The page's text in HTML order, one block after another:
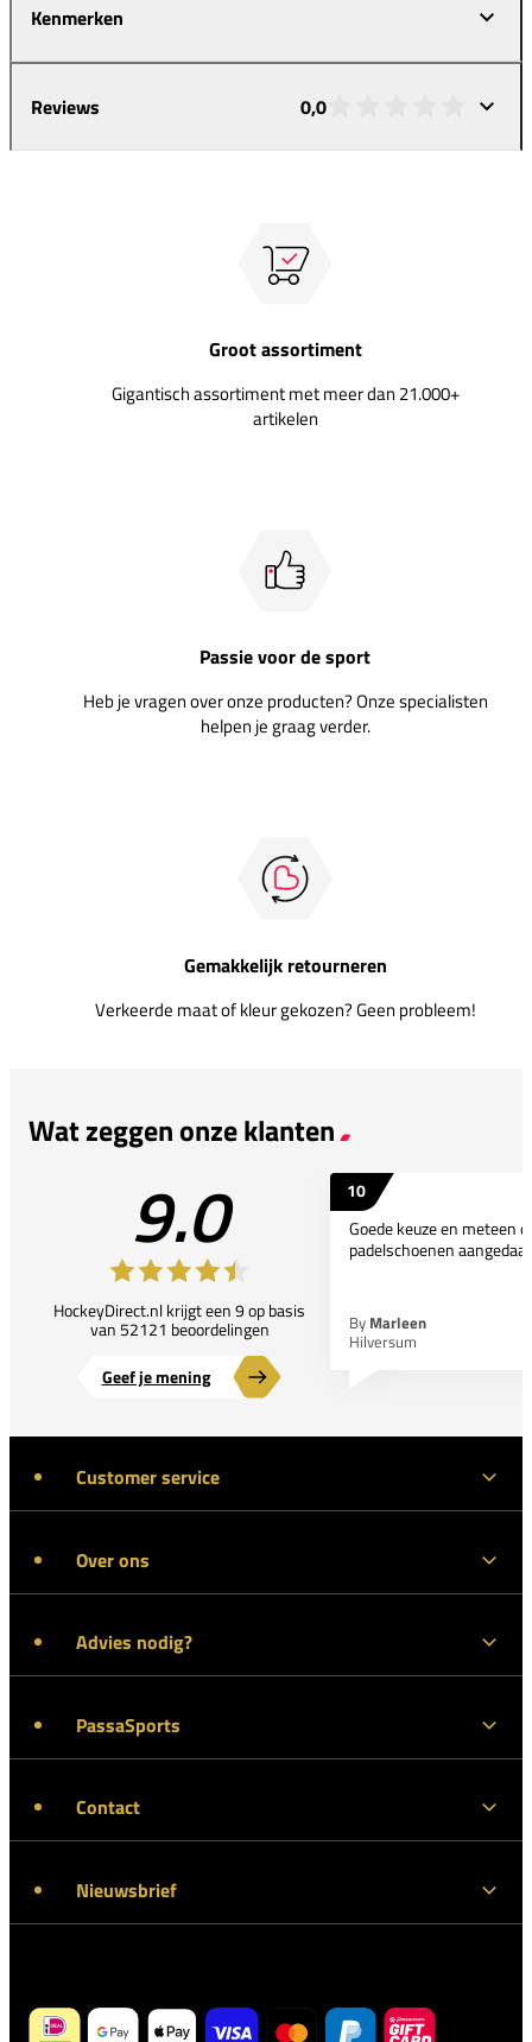
Kenmerken
Reviews 0,0
Groot assortiment
Gigantisch assortiment met meer dan 21.000+
artikelen
Passie voor de sport
Heb je vragen over onze producten? Onze specialisten
helpen je graag verder.
Gemakkelijk retourneren
Verkeerde maat of kleur gekozen? Geen probleem!
Wat zeggen onze klanten
9.0
HockeyDirect.nl krijgt een 9 op basis
van 52121 beoordelingen
Geef je mening
10
Goede keuze en meteen
padelschoenen
By Marleen
Hilversum
Customer service
Over ons
Advies nodig?
PassaSports
Contact
Nieuwsbrief